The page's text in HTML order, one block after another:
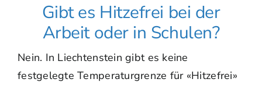
Gibt es Hitzefrei bei der
Arbeit oder in Schulen?
Nein. In Liechtenstein gibt es keine
festgelegte Temperaturgrenze für «Hitzefrei»